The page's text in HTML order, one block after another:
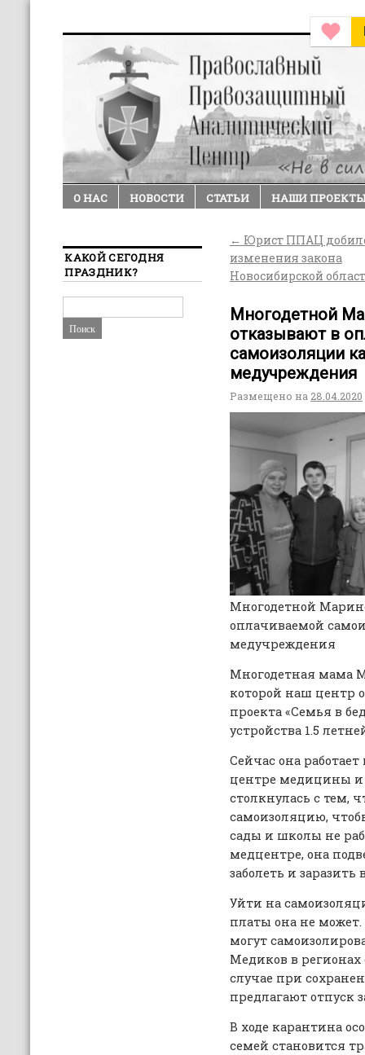
О НАС НОВОСТИ СТАТЬИ НАШИ
← Юрист ППАЦ
изменения закона
Новосибирской
Многодетной
отказывают в
самоизоляции
медучреждения
Размещено на 28.04.2020
Многодетной
оплачиваемой
медучреждения
Многодетная мама
которой наш центр
проекта «Семья в
устройства 1.5
Сейчас она
центре медицины и
столкнулась с тем,
самоизоляцию,
сады и школы не
медцентре, она
заболеть и
Уйти на
платы она не
могут
Медиков в
случае при
предлагают отпуск
В ходе карантина
семей становится
КАКОЙ СЕГОДНЯ
ПРАЗДНИК?